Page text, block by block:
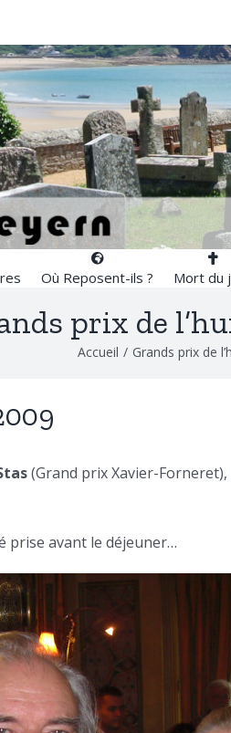
Où Reposent-ils ? Mort du
prix de
Accueil / Grands prix de
(Grand prix Xavier-Forneret),
prise avant le déjeuner…